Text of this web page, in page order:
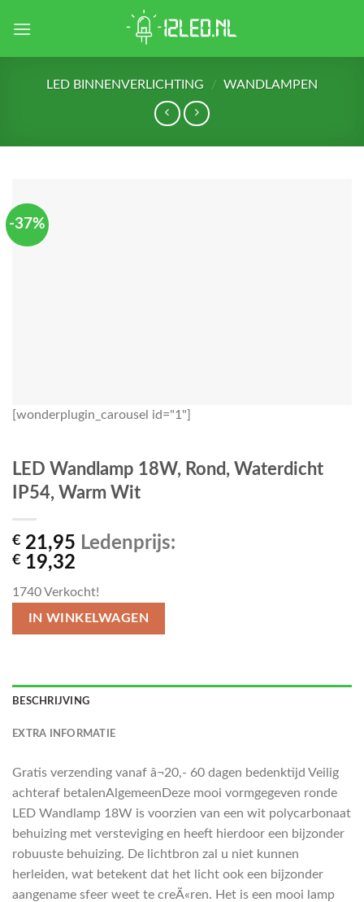
LED BINNENVERLICHTING / WANDLAMPEN
-37%
[wonderplugin_carousel id="1"]
LED Wandlamp 18W, Rond, Waterdicht
IP54, Warm Wit
€ 21,95 Ledenprijs:
€ 19,32
1740Verkocht!
IN WINKELWAGEN
BESCHRIJVING
EXTRA INFORMATIE
Gratis verzending vanaf â¬20,- 60 dagen bedenktijd Veilig
achteraf betalenAlgemeenDeze mooi vormgegeven ronde
LED Wandlamp 18W is voorzien van een wit polycarbonaat
behuizing met versteviging en heeft hierdoor een bijzonder
robuuste behuizing. De lichtbron zal u niet kunnen
herleiden, wat betekent dat het licht ook een bijzonder
aangename sfeer weet te creÃ«ren. Het is een mooi lamp